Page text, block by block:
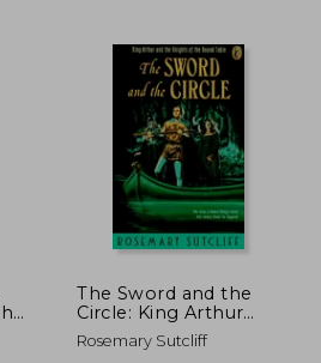
55%
dcto.
The Sword and the
Circle: King Arthur
and the Knights of
the Round Table (en
Rosemary Sutcliff